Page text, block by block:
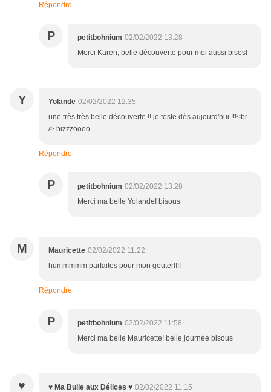
Répondre
P petitbohnium 02/02/2022 13:28
Merci Karen, belle découverte pour moi aussi bises!
Y Yolande 02/02/2022 12:35
une très très belle découverte !! je teste dès aujourd'hui !!!<br
/> bizzzoooo
Répondre
P petitbohnium 02/02/2022 13:28
Merci ma belle Yolande! bisous
M Mauricette 02/02/2022 11:22
hummmmm parfaites pour mon gouter!!!!
Répondre
P petitbohnium 02/02/2022 11:58
Merci ma belle Mauricette! belle journée bisous
♥ ♥ Ma Bulle aux Délices ♥ 02/02/2022 11:15